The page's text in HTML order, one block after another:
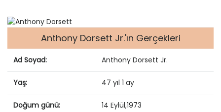
Anthony Dorsett Jr.'ın Gerçekleri
Ad Soyad: Anthony Dorsett Jr.
Yaş: 47 yıl 1 ay
Doğum günü: 14 Eylül,1973